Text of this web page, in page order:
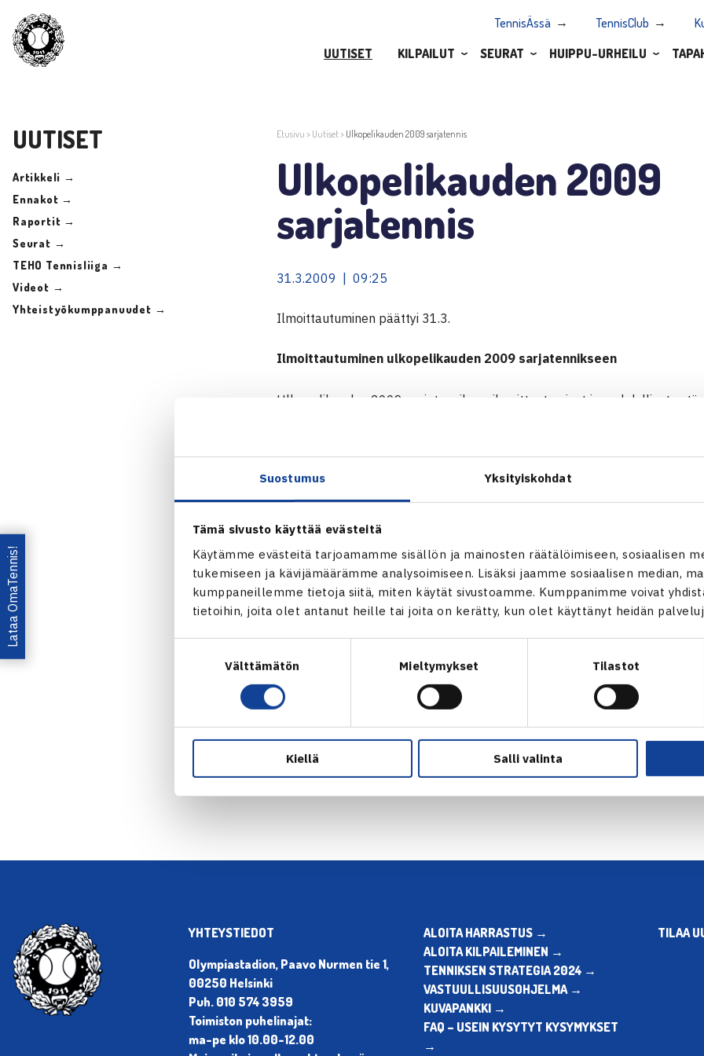
Suostumus Yksityiskohdat
Tämä sivusto käyttää evästeitä
Käytämme evästeitä tarjoamamme sisällön ja mainosten räätälöimiseen, sosiaalisen
tukemiseen ja kävijämäärämme analysoimiseen. Lisäksi jaamme sosiaalisen median,
kumppaneillemme tietoja siitä, miten käytät sivustoamme. Kumppanimme voivat
tietoihin, joita olet antanut heille tai joita on kerätty, kun olet käyttänyt heidän
Välttämätön Mieltymykset Tilastot
Kiellä Salli valinta
TennisÄssä TennisClub
UUTISET
KILPAILUT SEURAT HUIPPU-URHEILU
UUTISET
Artikkeli →
Ennakot →
Raportit →
Seurat →
TEHO Tennisliiga →
Videot →
Yhteistyökumppanuudet →
Etusivu > Uutiset> Ulkopelikauden 2009 sarjatennis
Ulkopelikauden 2009
sarjatennis
31.3.2009 | 09:25
Ilmoittautuminen päättyi 31.3.
Ilmoittautuminen ulkopelikauden 2009 sarjatennikseen
Ulkopelikauden 2009 sarjatenniksen ilmoittautumiset ja mahdolliset
kirjallisesti liittoon 31.3. mennessä. Mikäli uutta ilmoittautumista tai
mukana automaattisesti sarjatenniksen sääntöjen mukaisesti.
Ilmoittautuminen ulkopelikaudelle 2009(xls, 10 kt)
Seuraedustuksen muutosanomus ulkopelikausi 2009
Lisätietoja tarvittaessa puh (09) 3481 2564 Elmo Viljanen tai
Jaa:
← Edellinen Seuraava uutinen:
Lataa OmaTennis!
YHTEYSTIEDOT
Olympiastadion, Paavo Nurmen tie 1,
00250 Helsinki
Puh. 010 574 3959
Toimiston puhelinajat:
ma-pe klo 10.00-12.00
ALOITA HARRASTUS →
ALOITA KILPAILEMINEN →
TENNIKSEN STRATEGIA 2024 →
VASTUULLISUUSOHJELMA →
KUVAPANKKI →
FAQ – USEIN KYSYTYT KYSYMYKSET
→
TILAA